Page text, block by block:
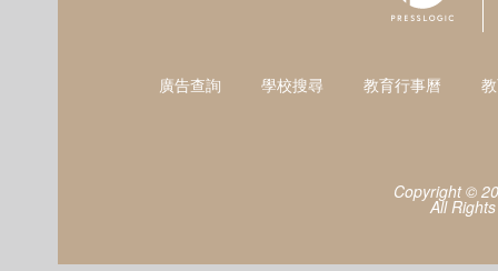
廣告查詢 學校搜尋 教育行事曆
Copyright ©
All